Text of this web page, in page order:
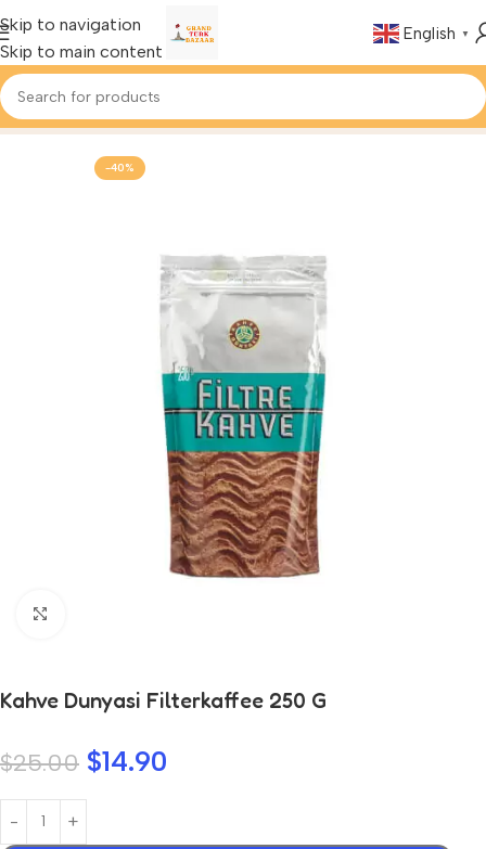
Skip to navigation
Skip to main content
English ▼
Home Foods & Drinks
-40%
Kahve Dunyasi Filterkaffee 250 G
$25.00 $14.90